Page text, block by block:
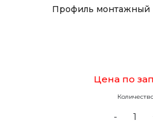
Профиль монтажный
Цена по
-